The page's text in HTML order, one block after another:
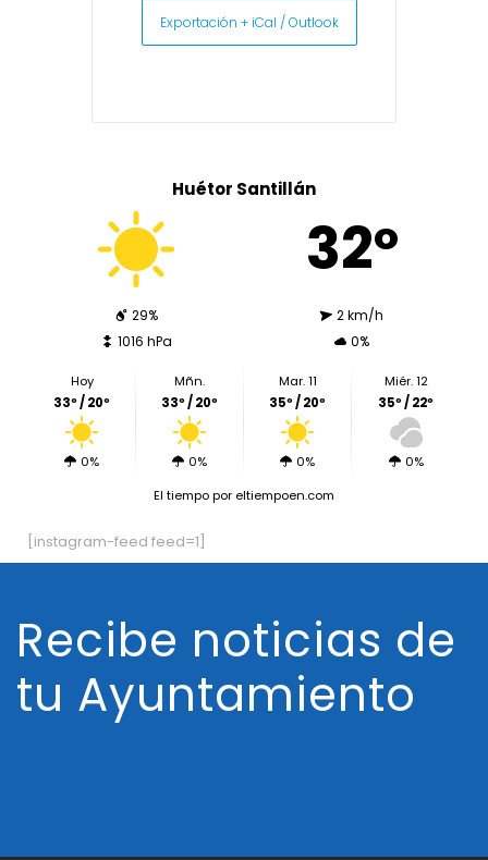
Exportación + iCal / Outlook
Huétor Santillán
32º
29%
2 km/h
1016 hPa
0%
Hoy
33º / 20º
0%
Mñn.
33º / 20º
0%
Mar. 11
35º / 20º
0%
Miér. 12
35º / 22º
0%
El tiempopor eltiempoen.com
[instagram-feed feed=1]
Recibe noticias de
tu Ayuntamiento